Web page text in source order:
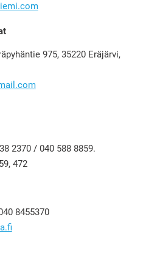
975, 35220 Eräjärvi,
2370 / 040 588 8859.
472
8455370